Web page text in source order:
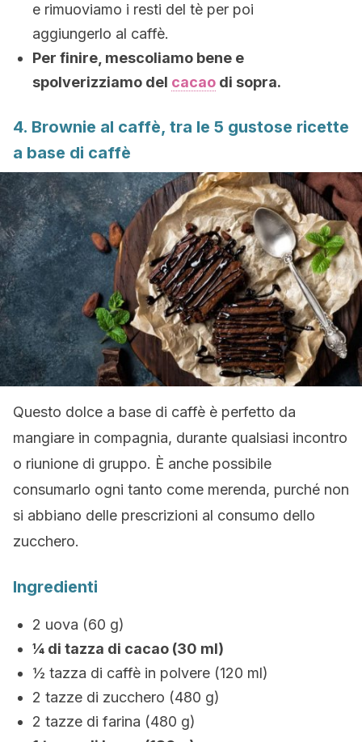
e rimuoviamo i resti del tè per poi
aggiungerlo al caffè.
Per finire, mescoliamo bene e
spolverizziamo del cacao di sopra.
4. Brownie al caffè, tra le 5 gustose ricette
a base di caffè
Questo dolce a base di caffè è perfetto da
mangiare in compagnia, durante qualsiasi incontro
o riunione di gruppo. È anche possibile
consumarlo ogni tanto come merenda, purché non
si abbiano delle prescrizioni al consumo dello
zucchero.
Ingredienti
2 uova (60 g)
¼ di tazza di cacao (30 ml)
½ tazza di caffè in polvere (120 ml)
2 tazze di zucchero (480 g)
2 tazze di farina (480 g)